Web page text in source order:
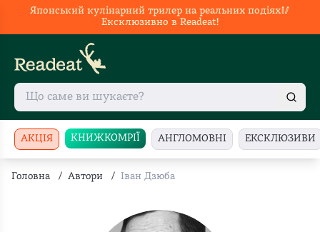
Японський кулінарний трилер на реальних подіях🥢
Ексклюзивно в Readeat!
АКЦІЯ КНИЖКОМРІЇ АНГЛОМОВНІ ЕКСКЛЮЗИВИ
Головна / Автори / Іван Дзюба